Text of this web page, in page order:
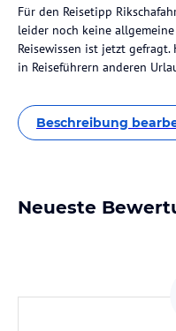
Für den Reisetipp
leider noch keine
Reisewissen ist jetzt
in Reiseführern anderen
Beschreibung
Neueste